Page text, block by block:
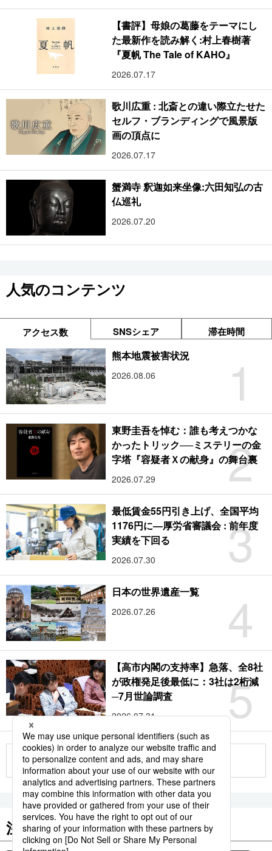
【書評】母娘の葛藤をテーマにし
た最新作を読み解く:村上春樹著
『夏帆 The Tale of KAHO』
2026.07.17
歌川広重 : 北斎との違い際立たせた
セルフ・ブランディングで風景版
画の頂点に
2026.07.17
蟹満寺 釈迦如来坐像:六田知弘の古
仏巡礼
2026.07.20
人気のコンテンツ
アクセス数 SNSシェア 滞在時間
1
熊本地震被害状況
2026.08.06
2
東野圭吾を悼む：誰も考えつかな
かったトリック──ミステリーの金
字塔『容疑者Ｘの献身』の舞台裏
2026.07.29
3
最低賃金55円引き上げ、全国平均
1176円に―厚労省審議会 : 前年度
実績を下回る
2026.07.30
4
日本の世界遺産一覧
2026.07.26
5
【高市内閣の支持率】急落、全8社
が政権発足後最低に：3社は2桁減
─7月世論調査
2026.07.31
もっと見る
注目のキーワード